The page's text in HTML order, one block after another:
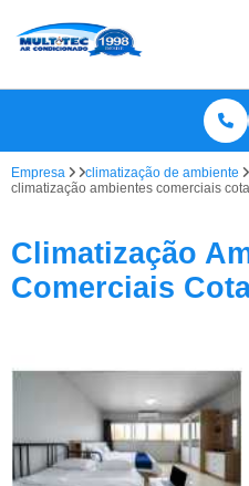
Empresa climatização de ambiente
climatização ambientes comerciais
Climatização
Comerciais